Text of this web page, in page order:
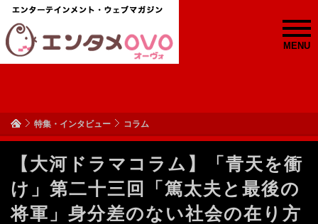
MENU
特集・インタビュー コラム
【大河ドラマコラム】「青天を衝
け」第二十三回「篤太夫と最後の
将軍」身分差のない社会の在り方